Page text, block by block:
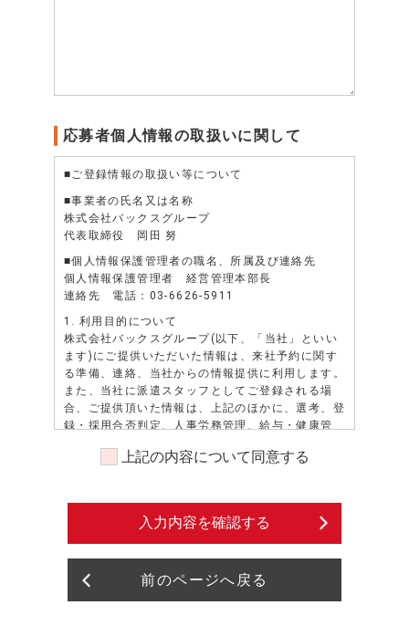
応募者個人情報の取扱いに関して
■ご登録情報の取扱い等について
■事業者の氏名又は名称
株式会社バックスグループ
代表取締役 岡田 努
■個人情報保護管理者の職名、所属及び連絡先
個人情報保護管理者 経営管理本部長
連絡先 電話：03-6626-5911
1. 利用目的について
株式会社バックスグループ(以下、「当社」といい
ます)にご提供いただいた情報は、来社予約に関す
る準備、連絡、当社からの情報提供に利用します。
また、当社に派遣スタッフとしてご登録される場
合、ご提供頂いた情報は、上記のほかに、選考、登
録・採用合否判定、人事労務管理、給与・健康管
遣先になろうとする者、又は紹介先若しくは紹介先
負・委託注文主への各種申請・報告等、当社の各種
情報（福利厚生、教育研修等）、資料の送付、提
供、その他、派遣業務、紹介業務管理等、及びこれ
評価情報については人事労務管理、及びこれに準ず
る目的に利用します。また、当社に派遣スタッフと
上記の内容について同意する
入力内容を確認する
前のページへ戻る